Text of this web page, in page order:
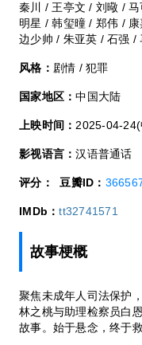
秦川 / 王亭文 / 刘曔 /
明星 / 韩玺曈 / 郑伟 /
边少帅 / 朱亚英 / 石强 /
风格： 剧情 / 犯罪
国家地区：中国大陆
上映时间： 2025-04-24(
影视语言：汉语普通话
评分： 豆瓣ID：
IMDb：tt32741571
故事梗概
聚焦未成年人司法保护
林之桃与助理检察员白
故事。始于悬念，终于